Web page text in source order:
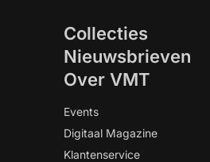
Collecties
Nieuwsbrieven
Over VMT
Events
Digitaal Magazine
Klantenservice